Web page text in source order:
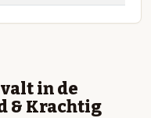
in de
& Krachtig